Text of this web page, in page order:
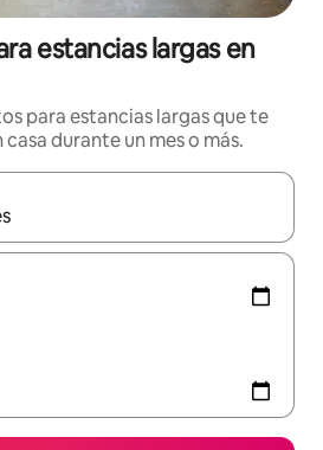
estancias largas en
para estancias largas que te
durante un mes o más.
estén disponibles, podrás navegar